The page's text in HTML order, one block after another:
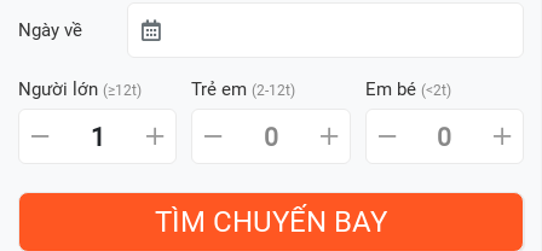
Ngày về
Người lớn (≥12t) Trẻ em (2-12t) Em bé (<2t)
1 0 0